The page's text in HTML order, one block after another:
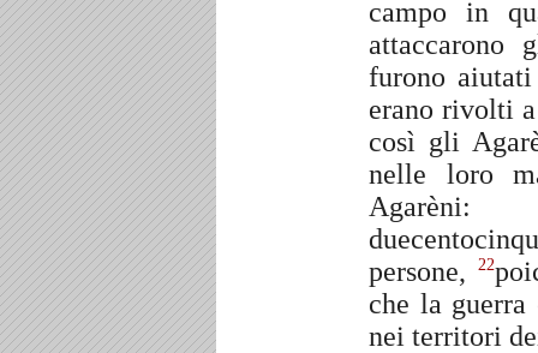
campo in
furono aiutati
erano rivolti
così gli
nelle loro
persone,22
che la
nei territori